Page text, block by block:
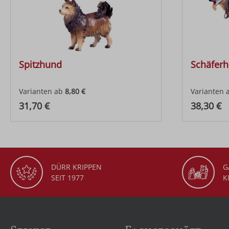
Spitzhund
Varianten ab 8,80 €
Regulärer Preis:
31,70 €
Varianten
38,30 €
DÜRR KRIPPEN
SEIT 1977